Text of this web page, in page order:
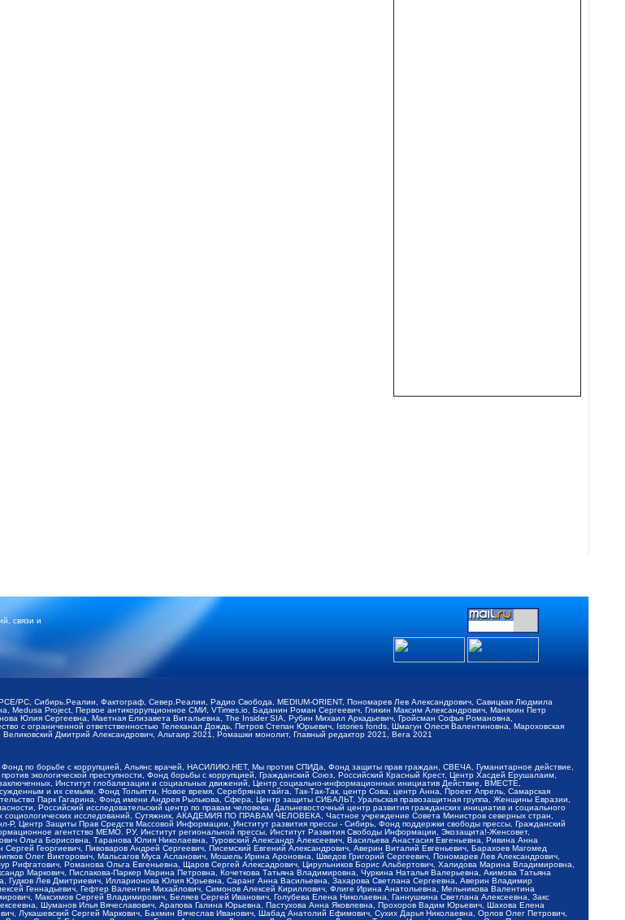
связи и
PC, Сибирь.Реалии, Фактограф, Север.Реалии, Радио Свобода, MEDIUM-ORIENT, Пономарев Лев Александрович, Савицкая Людмила
Medusa Project, Первое антикоррупционное СМИ, VTimes.io, Баданин Роман Сергеевич, Гликин Максим Александрович, Маняхин Петр
Юлия Сергеевна, Маетная Елизавета Витальевна, The Insider SIA, Рубин Михаил Аркадьевич, Гройсман Софья Романовна,
с ограниченной ответственностью Телеканал Дождь, Петров Степан Юрьевич, Istories fonds, Шмагун Олеся Валентиновна, Мароховская
Дмитрий Александрович, Альтаир 2021, Ромашки монолит, Главный редактор 2021, Вега 2021
по борьбе с коррупцией, Альянс врачей, НАСИЛИЮ.НЕТ, Мы против СПИДа, Фонд защиты прав граждан, СВЕЧА, Гуманитарное действие,
экологической преступности, Фонд борьбы с коррупцией, Гражданский Союз, Российский Красный Крест, Центр Хасдей Ерушалаим,
Институт глобализации и социальных движений, Центр социально-информационных инициатив Действие, ВМЕСТЕ,
и их семьям, Фонд Тольятти, Новое время, Серебряная тайга, Так-Так-Так, центр Сова, центр Анна, Проект Апрель, Самарская
Парк Гагарина, Фонд имени Андрея Рылькова, Сфера, Центр защиты СИБАЛЬТ, Уральская правозащитная группа, Женщины Евразии,
Российский исследовательский центр по правам человека, Дальневосточный центр развития гражданских инициатив и социального
социологических исследований, Сутяжник, АКАДЕМИЯ ПО ПРАВАМ ЧЕЛОВЕКА, Частное учреждение Совета Министров северных стран,
Р, Центр Защиты Прав Средств Массовой Информации, Институт развития прессы - Сибирь, Фонд поддержки свободы прессы, Гражданский
агентство МЕМО. РУ, Институт региональной прессы, Институт Развития Свободы Информации, Экозащита!-Женсовет,
Ольга Борисовна, Таранова Юлия Николаевна, Туровский Александр Алексеевич, Васильева Анастасия Евгеньевна, Ривина Анна
Георгиевич, Пивоваров Андрей Сергеевич, Писемский Евгений Александрович, Аверин Виталий Евгеньевич, Барахоев Магомед
Олег Викторович, Мальсагов Муса Асланович, Мошель Ирина Ароновна, Шведов Григорий Сергеевич, Пономарев Лев Александрович,
Романова Ольга Евгеньевна, Щаров Сергей Алексадрович, Цирульников Борис Альбертович, Халидова Марина Владимировна,
Маркович, Пислакова-Паркер Марина Петровна, Кочеткова Татьяна Владимировна, Чуркина Наталья Валерьевна, Акимова Татьяна
Гудков Лев Дмитриевич, Илларионова Юлия Юрьевна, Саранг Анна Васильевна, Захарова Светлана Сергеевна, Аверин Владимир
Геннадьевич, Гефтер Валентин Михайлович, Симонов Алексей Кириллович, Флиге Ирина Анатольевна, Мельникова Валентина
Максимов Сергей Владимирович, Беляев Сергей Иванович, Голубева Елена Николаевна, Ганнушкина Светлана Алексеевна, Закс
Шуманов Илья Вячеславович, Арапова Галина Юрьевна, Пастухова Анна Яковлевна, Прохоров Вадим Юрьевич, Шахова Елена
Лукашевский Сергей Маркович, Бахмин Вячеслав Иванович, Шабад Анатолий Ефимович, Сухих Дарья Николаевна, Орлов Олег Петрович,